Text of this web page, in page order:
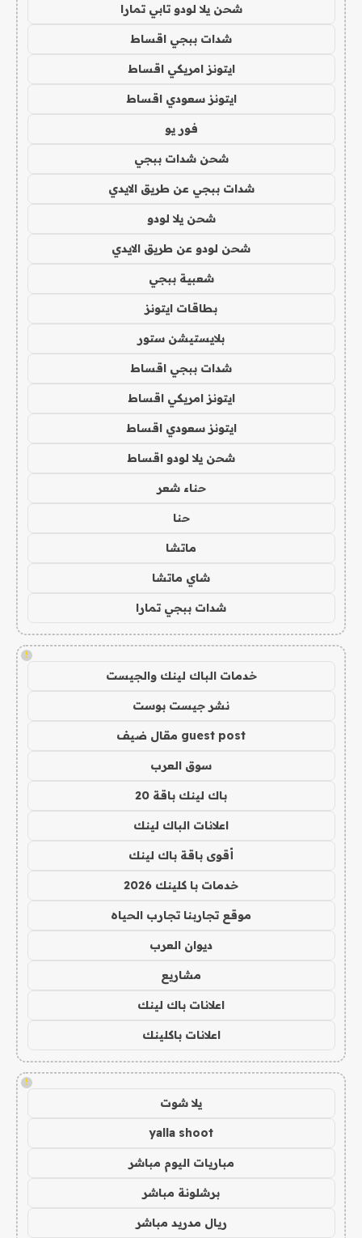
شحن يلا لودو تابي تمارا
شدات ببجي اقساط
ايتونز امريكي اقساط
ايتونز سعودي اقساط
فور يو
شحن شدات ببجي
شدات ببجي عن طريق الايدي
شحن يلا لودو
شحن لودو عن طريق الايدي
شعبية ببجي
بطاقات ايتونز
بلايستيشن ستور
شدات ببجي اقساط
ايتونز امريكي اقساط
ايتونز سعودي اقساط
شحن يلا لودو اقساط
حناء شعر
حنا
ماتشا
شاي ماتشا
شدات ببجي تمارا
!
خدمات الباك لينك والجيست
نشر جيست بوست
guest post مقال ضيف
سوق العرب
باك لينك باقة 20
اعلانات الباك لينك
أقوى باقة باك لينك
خدمات با كلينك 2026
موقع تجاربنا تجارب الحياه
ديوان العرب
مشاريع
اعلانات باك لينك
اعلانات باكلينك
!
يلا شوت
yalla shoot
مباريات اليوم مباشر
برشلونة مباشر
ريال مدريد مباشر